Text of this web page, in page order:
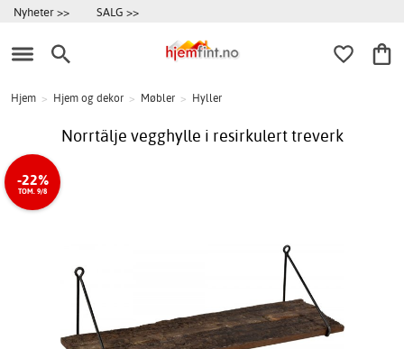
Nyheter >> SALG >>
Hjem > Hjem og dekor > Møbler > Hyller
Norrtälje vegghylle i resirkulert treverk
-22%
TOM. 9/8